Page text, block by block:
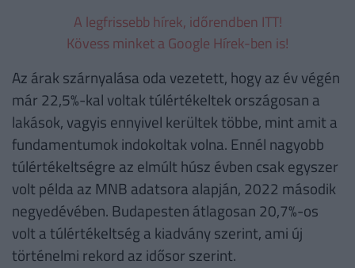
A legfrissebb hírek, időrendben ITT!
Kövess minket a Google Hírek-ben is!
Az árak szárnyalása oda vezetett, hogy az év végén
már 22,5%-kal voltak túlértékeltek országosan a
lakások, vagyis ennyivel kerültek többe, mint amit a
fundamentumok indokoltak volna. Ennél nagyobb
túlértékeltségre az elmúlt húsz évben csak egyszer
volt példa az MNB adatsora alapján, 2022 második
negyedévében. Budapesten átlagosan 20,7%-os
volt a túlértékeltség a kiadvány szerint, ami új
történelmi rekord az idősor szerint.